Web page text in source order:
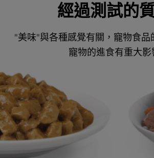
經過測試的
"美味"與各種感覺有關，寵物食品
寵物的進食有重大影